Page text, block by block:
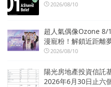
2026/08/10
超人氣偶像Ozone 8/
漫寵粉！解鎖近距離
2026/08/10
陽光房地產投資信託
2026年6月30日止六